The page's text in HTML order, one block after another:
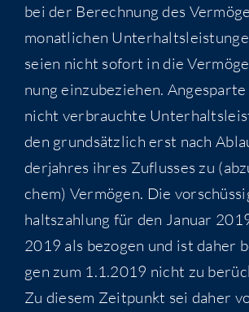
bei der Berech­nung des
monat­li­chen
sei­en nicht sofort in die
nung ein­zu­be­zie­hen. Ange­spar­te
nicht ver­brauch­te
den grund­sätz­lich erst nach
der­jah­res ihres Zuflus­ses zu
chem) Ver­mö­gen. Die
halts­zah­lung für den Janu­ar
2019 als bezo­gen und ist daher
gen zum 1.1.2019 nicht zu
Zu die­sem Zeit­punkt sei daher